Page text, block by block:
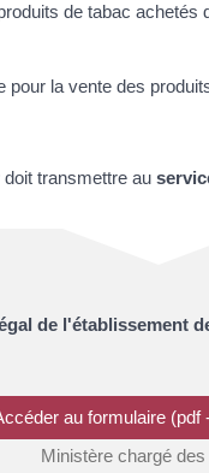
de tabac
pour la vente des
doit transmettre au
de l'établissement
au formulaire (pdf
Ministère chargé